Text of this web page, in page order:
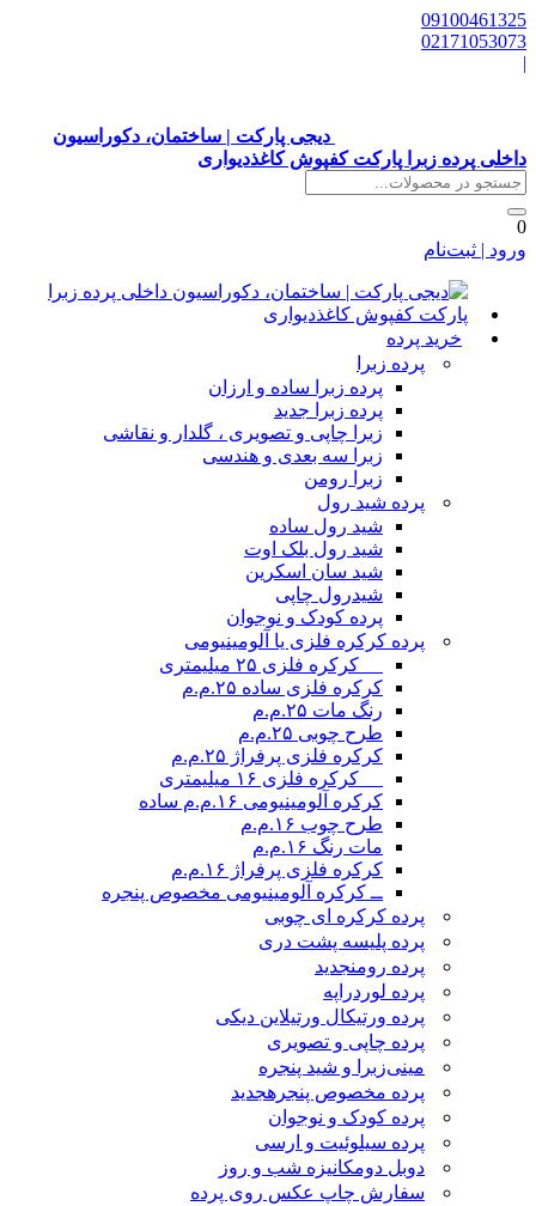
دیجی پارکت | ساختمان، دکوراسیون
پرده زبرا پارکت کفپوش کاغذدیواری
| ثبت‌نام
خرید پرده
پرده زبرا
پرده زبرا ساده و ارزان
پرده زبرا جدید
زبرا چاپی و تصویری ، گلدار و نقاشی
زبرا سه بعدی و هندسی
زبرا رومن
پرده شید رول
شید رول ساده
شید رول بلک اوت
شید سان اسکرین
شیدرول چاپی
پرده کودک و نوجوان
پرده کرکره فلزی یا آلومینیومی
__ کرکره فلزی ۲۵ میلیمتری
کرکره فلزی ساده ۲۵.م.م
رنگ مات ۲۵.م.م
طرح چوبی ۲۵.م.م
کرکره فلزی پرفراژ ۲۵.م.م
__ کرکره فلزی ۱۶ میلیمتری
کرکره آلومینیومی ۱۶.م.م ساده
طرح چوب ۱۶.م.م
مات رنگ ۱۶.م.م
کرکره فلزی پرفراژ ۱۶.م.م
ــ کرکره آلومینیومی مخصوص پنجره
پرده کرکره ای چوبی
پرده پلیسه پشت دری
پرده رومنجدید
پرده لوردراپه
پرده ورتیکال ورتیلاین دیکی
پرده چاپی و تصویری
مینی‌زبرا و شید پنجره
پرده مخصوص پنجره جدید
پرده کودک و نوجوان
پرده سیلوئیت و ارسی
دوبل دومکانیزه شب و روز
سفارش چاپ عکس روی پرده